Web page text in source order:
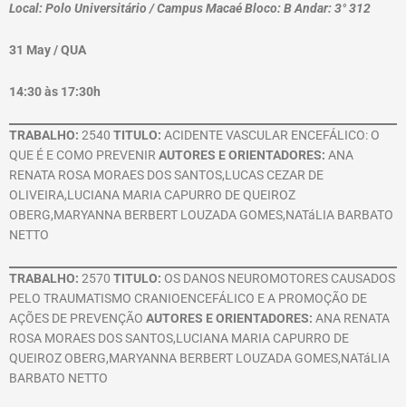
Local: Polo Universitário / Campus Macaé Bloco: B Andar: 3° 312
31 May / QUA
14:30 às 17:30h
TRABALHO: 2540 TITULO: ACIDENTE VASCULAR ENCEFÁLICO: O
QUE É E COMO PREVENIR AUTORES E ORIENTADORES: ANA
RENATA ROSA MORAES DOS SANTOS,LUCAS CEZAR DE
OLIVEIRA,LUCIANA MARIA CAPURRO DE QUEIROZ
OBERG,MARYANNA BERBERT LOUZADA GOMES,NATáLIA BARBATO
NETTO
TRABALHO: 2570 TITULO: OS DANOS NEUROMOTORES CAUSADOS
PELO TRAUMATISMO CRANIOENCEFÁLICO E A PROMOÇÃO DE
AÇÕES DE PREVENÇÃO AUTORES E ORIENTADORES: ANA RENATA
ROSA MORAES DOS SANTOS,LUCIANA MARIA CAPURRO DE
QUEIROZ OBERG,MARYANNA BERBERT LOUZADA GOMES,NATáLIA
BARBATO NETTO